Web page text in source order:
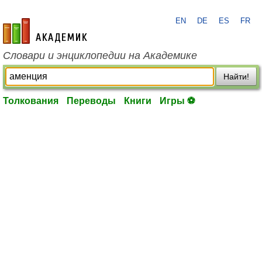
academic.ru
EN DE ES FR
Словари и энциклопедии на Академике
Найти!
Толкования Переводы Книги Игры ⚽